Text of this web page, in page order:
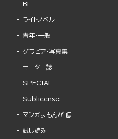
BL
ライトノベル
青年・一般
グラビア・写真集
モーター誌
SPECIAL
Sublicense
マンガよもんが
試し読み